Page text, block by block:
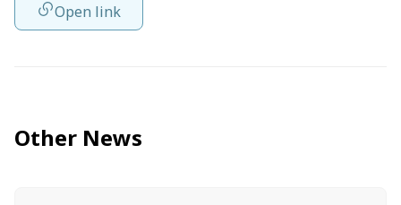
Open link
Other News